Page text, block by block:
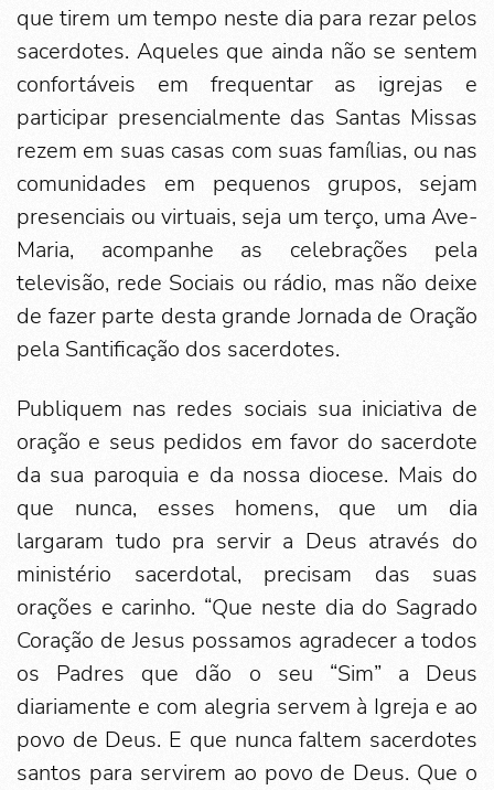
que tirem um tempo neste dia para rezar pelos
sacerdotes. Aqueles que ainda não se sentem
confortáveis em frequentar as igrejas e
participar presencialmente das Santas Missas
rezem em suas casas com suas famílias, ou nas
comunidades em pequenos grupos, sejam
presenciais ou virtuais, seja um terço, uma Ave-
Maria, acompanhe as celebrações pela
televisão, rede Sociais ou rádio, mas não deixe
de fazer parte desta grande Jornada de Oração
pela Santificação dos sacerdotes.
Publiquem nas redes sociais sua iniciativa de
oração e seus pedidos em favor do sacerdote
da sua paroquia e da nossa diocese. Mais do
que nunca, esses homens, que um dia
largaram tudo pra servir a Deus através do
ministério sacerdotal, precisam das suas
orações e carinho. “Que neste dia do Sagrado
Coração de Jesus possamos agradecer a todos
os Padres que dão o seu “Sim” a Deus
diariamente e com alegria servem à Igreja e ao
povo de Deus. E que nunca faltem sacerdotes
santos para servirem ao povo de Deus. Que o